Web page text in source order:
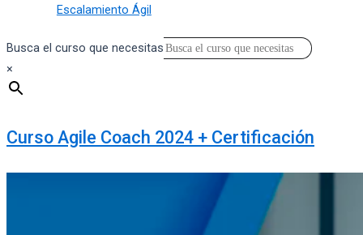
Escalamiento Ágil
Busca el curso que necesitas
×
Curso Agile Coach 2024 + Certificación